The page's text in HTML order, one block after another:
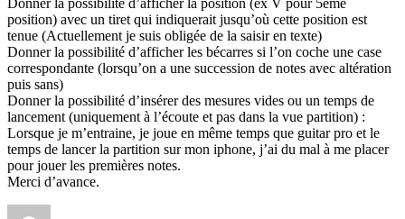
position) avec un tiret qui indiquerait jusqu’où cette position est
tenue (Actuellement je suis obligée de la saisir en texte)
Donner la possibilité d’afficher les bécarres si l’on coche une case
correspondante (lorsqu’on a une succession de notes avec altération
puis sans)
Donner la possibilité d’insérer des mesures vides ou un temps de
lancement (uniquement à l’écoute et pas dans la vue partition) :
Lorsque je m’entraine, je joue en même temps que guitar pro et le
temps de lancer la partition sur mon iphone, j’ai du mal à me placer
pour jouer les premières notes.
Merci d’avance.